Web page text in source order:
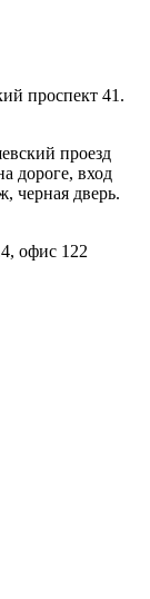
проспект 41.
проезд
дороге, вход
черная дверь.
офис 122